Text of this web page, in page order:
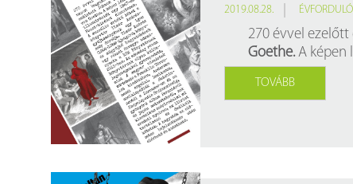
2019.08.28. ÉVFORDULÓ
270 évvel
Goethe.A képen
TOVÁBB